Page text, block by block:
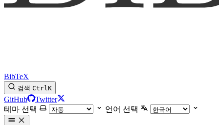
BibTeX
검색 CtrlK
GitHub
Twitter
테마 선택
언어 선택